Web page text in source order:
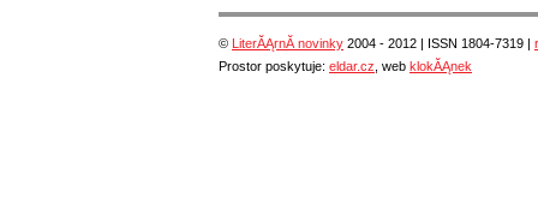
© LiterĂĄrnĂ­ novinky 2004 - 2012 | ISSN 1804-7319 |
Prostor poskytuje: eldar.cz , web klokĂĄnek